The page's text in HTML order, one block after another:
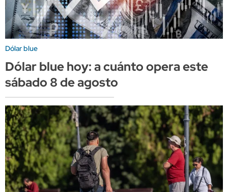
Dólar blue
Dólar blue hoy: a cuánto opera este
sábado 8 de agosto